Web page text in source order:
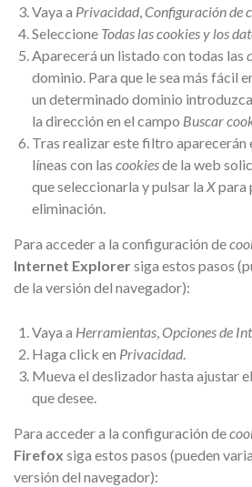
Vaya a Privacidad,Configuración de
Seleccione Todas lascookiesy los
Aparecerá un listado con todas las
dominio. Para que le sea más fácil
un determinado dominio
la dirección en el campo Buscar
Tras realizar este filtro aparecerán
líneas con las cookiesde la web
que seleccionarla y pulsar la Xpara
eliminación.
Para acceder a la configuración de
Internet Explorersiga estos pasos
de la versión del navegador):
Vaya a Herramientas,Opciones de
Haga click en Privacidad.
Mueva el deslizador hasta ajustar
que desee.
Para acceder a la configuración de
Firefox siga estos pasos (pueden
versión del navegador):